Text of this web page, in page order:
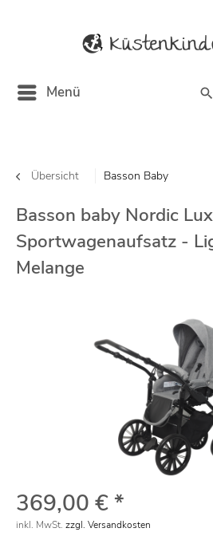
Menü
Übersicht Basson Baby
Basson baby Nordic Lux
Sportwagenaufsatz -
Melange
369,00 € *
inkl. MwSt. zzgl. Versandkosten